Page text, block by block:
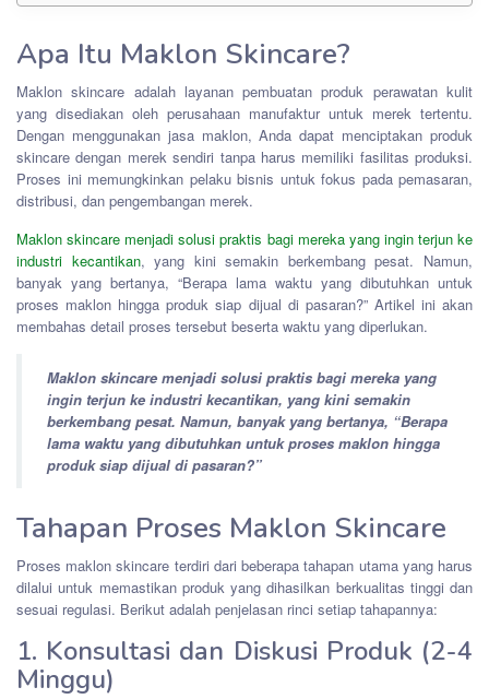
Apa Itu Maklon Skincare?
Maklon skincare adalah layanan pembuatan produk perawatan kulit
yang disediakan oleh perusahaan manufaktur untuk merek tertentu.
Dengan menggunakan jasa maklon, Anda dapat menciptakan produk
skincare dengan merek sendiri tanpa harus memiliki fasilitas produksi.
Proses ini memungkinkan pelaku bisnis untuk fokus pada pemasaran,
distribusi, dan pengembangan merek.
Maklon skincare menjadi solusi praktis bagi mereka yang ingin terjun ke
industri kecantikan, yang kini semakin berkembang pesat. Namun,
banyak yang bertanya, “Berapa lama waktu yang dibutuhkan untuk
proses maklon hingga produk siap dijual di pasaran?” Artikel ini akan
membahas detail proses tersebut beserta waktu yang diperlukan.
Maklon skincare menjadi solusi praktis bagi mereka yang
ingin terjun ke industri kecantikan, yang kini semakin
berkembang pesat. Namun, banyak yang bertanya, “Berapa
lama waktu yang dibutuhkan untuk proses maklon hingga
produk siap dijual di pasaran?”
Tahapan Proses Maklon Skincare
Proses maklon skincare terdiri dari beberapa tahapan utama yang harus
dilalui untuk memastikan produk yang dihasilkan berkualitas tinggi dan
sesuai regulasi. Berikut adalah penjelasan rinci setiap tahapannya:
1. Konsultasi dan Diskusi Produk (2-4
Minggu)